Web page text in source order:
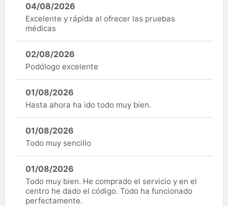
04/08/2026
Excelente y rápida al ofrecer las pruebas
médicas
02/08/2026
Podólogo excelente
01/08/2026
Hasta ahora ha ido todo muy bien.
01/08/2026
Todo muy sencillo
01/08/2026
Todo muy bien. He comprado el servicio y en el
centro he dado el código. Todo ha funcionado
perfectamente.